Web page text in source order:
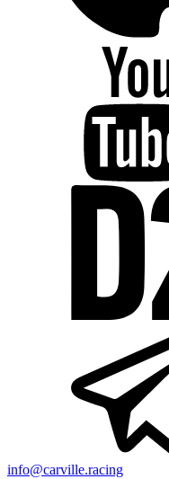
info@carville.racing